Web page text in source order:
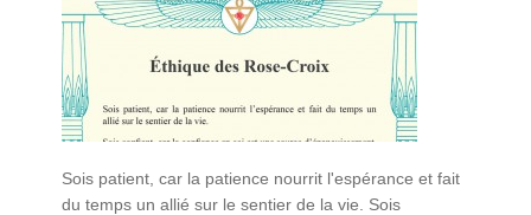
Sois patient, car la patience nourrit l'espérance et fait
du temps un allié sur le sentier de la vie. Sois